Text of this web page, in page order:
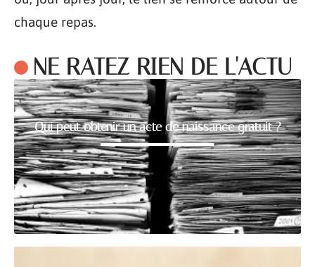
chaque repas.
NE RATEZ RIEN DE L'ACTU
Qui peut obtenir un acte de naissance gratuit ?